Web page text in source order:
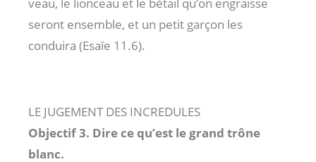
seront ensemble, et un petit garçon les
conduira (Esaïe 11.6).
LE JUGEMENT DES INCREDULES
Objectif 3. Dire ce qu’est le grand trône
blanc.